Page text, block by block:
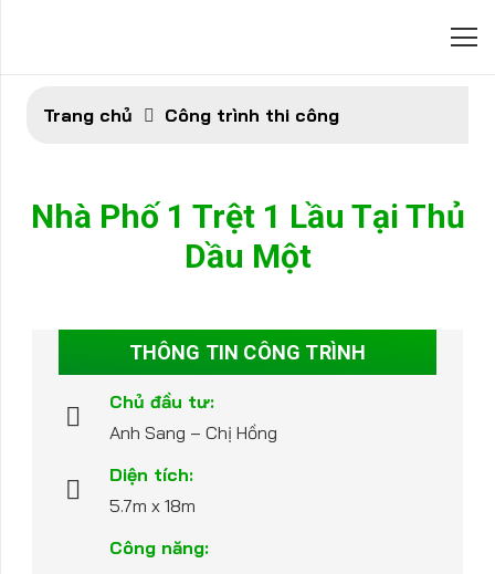
Trang chủ Công trình thi công
Nhà Phố 1 Trệt 1 Lầu Tại Thủ
Dầu Một
THÔNG TIN CÔNG TRÌNH
Chủ đầu tư:
Anh Sang – Chị Hồng
Diện tích:
5.7m x 18m
Công năng: